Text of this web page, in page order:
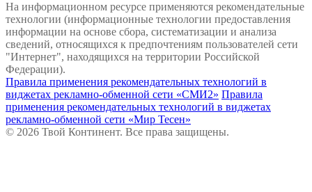
На информационном ресурсе применяются рекомендательные
технологии (информационные технологии предоставления
информации на основе сбора, систематизации и анализа
сведений, относящихся к предпочтениям пользователей сети
"Интернет", находящихся на территории Российской
Федерации).
Правила применения рекомендательных технологий в
виджетах рекламно-обменной сети «СМИ2» Правила
применения рекомендательных технологий в виджетах
рекламно-обменной сети «Мир Тесен»
© 2026 Твой Континент. Все права защищены.